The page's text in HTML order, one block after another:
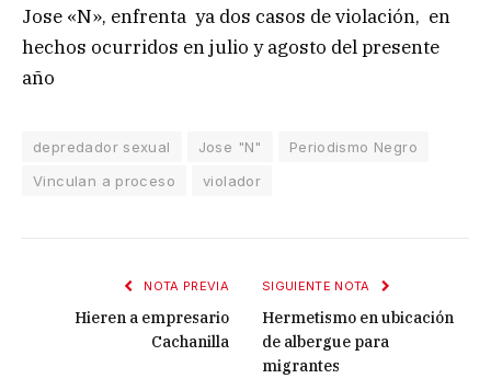
Jose «N», enfrenta ya dos casos de violación, en
hechos ocurridos en julio y agosto del presente
año
depredador sexual Jose "N"
Periodismo Negro
Vinculan a proceso
violador
NOTA PREVIA
Hieren a empresario
Cachanilla
SIGUIENTE NOTA
Hermetismo en ubicación
de albergue para
migrantes